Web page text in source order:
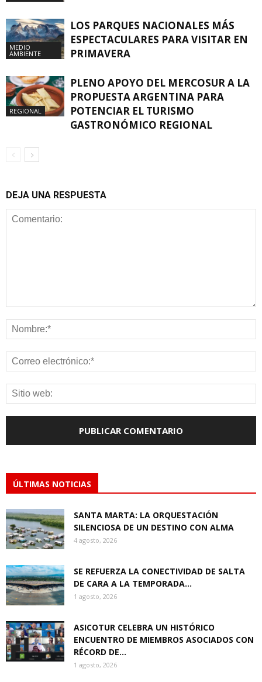
MEDIO
AMBIENTE
LOS PARQUES NACIONALES MÁS
ESPECTACULARES PARA VISITAR EN
PRIMAVERA
REGIONAL
PLENO APOYO DEL MERCOSUR A LA
PROPUESTA ARGENTINA PARA
POTENCIAR EL TURISMO
GASTRONÓMICO REGIONAL
DEJA UNA RESPUESTA
ÚLTIMAS NOTICIAS
SANTA MARTA: LA ORQUESTACIÓN
SILENCIOSA DE UN DESTINO CON ALMA
4 agosto, 2026
SE REFUERZA LA CONECTIVIDAD DE SALTA
DE CARA A LA TEMPORADA...
1 agosto, 2026
ASICOTUR CELEBRA UN HISTÓRICO
ENCUENTRO DE MIEMBROS ASOCIADOS CON
RÉCORD DE...
1 agosto, 2026